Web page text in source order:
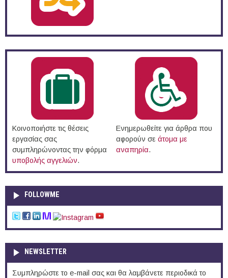
Κοινοποιήστε τις θέσεις
εργασίας σας
συμπληρώνοντας την φόρμα
υποβολής αγγελιών.
Ενημερωθείτε για άρθρα που
αφορούν σε άτομα με
αναπηρία.
FOLLOWME
NEWSLETTER
Συμπληρώστε το e-mail σας και θα λαμβάνετε περιοδικά το